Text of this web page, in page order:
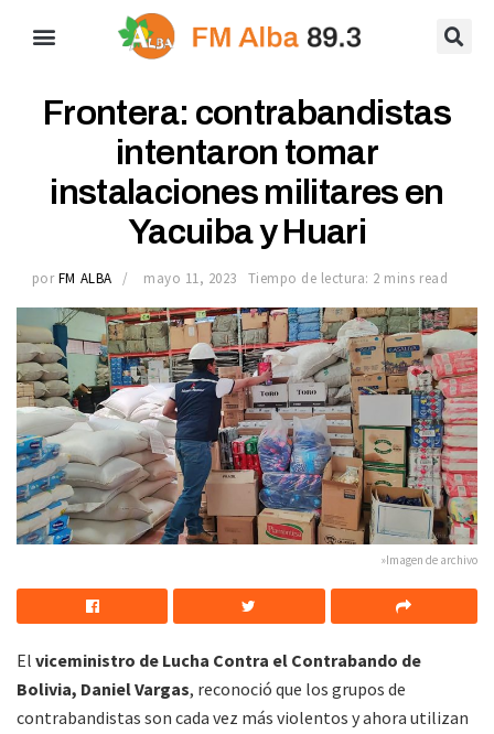
Frontera: contrabandistas
intentaron tomar
instalaciones militares en
Yacuiba y Huari
por FM ALBA mayo 11, 2023 Tiempo de lectura: 2 mins read
»Imagen de archivo
El viceministro de Lucha Contra el Contrabando de
Bolivia, Daniel Vargas, reconoció que los grupos de
contrabandistas son cada vez más violentos y ahora utilizan